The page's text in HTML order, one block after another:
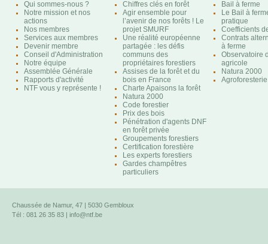
Qui sommes-nous ?
Notre mission et nos
actions
Nos membres
Services aux membres
Devenir membre
Conseil d'Administration
Notre équipe
Assemblée Générale
Rapports d'activité
NTF vous y représente !
Chiffres clés en forêt
Agir ensemble pour
l’avenir de nos forêts ! Le
projet SMURF
Une réalité européenne
partagée : les défis
communs des
propriétaires forestiers
Assises de la forêt et du
bois en France
Charte Apaisons la forêt
Natura 2000
Code forestier
Prix des bois
Pénétration d'agents DNF
en forêt privée
Groupements forestiers
Certification forestière
Les experts forestiers
Gardes champêtres
particuliers
Bail à ferme
Le Bail à
pratique
Coefficients
Contrats
à ferme
Observatoire
agricole
Natura 2000
Chaussée de Namur, 47 | 5030 Gembloux
Tél : 081 26 35 83 | info@ntf.be